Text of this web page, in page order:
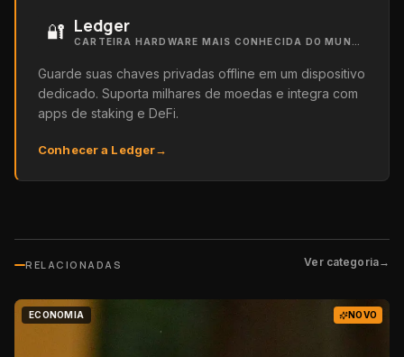
🔐 Ledger
Guarde suas chaves privadas offline em um dispositivo
dedicado. Suporta milhares de moedas e integra com
apps de staking e DeFi.
Conhecer a Ledger→
RELACIONADAS Ver categoria→
ECONOMIA NOVO